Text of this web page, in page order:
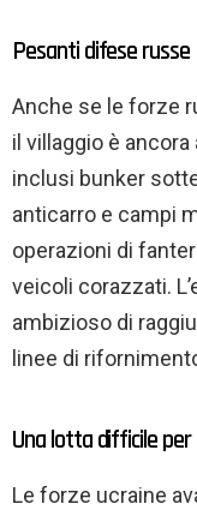
Pesanti difese russe
Anche se le forze
il villaggio è
inclusi bunker
anticarro e campi
operazioni di
veicoli corazzati.
ambizioso di
linee di
Una lotta difficile per
Le forze ucraine